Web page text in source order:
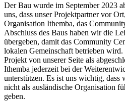
Der Bau wurde im September 2023
uns, dass unser Projektpartner vor
Organisation Ithemba, das
Abschluss des Baus haben wir die
übergeben, damit das Community
lokalen Gemeinschaft betrieben
Projekt von unserer Seite als
Ithemba jederzeit bei der
unterstützen. Es ist uns wichtig,
nicht als ausländische Organisation
geben.